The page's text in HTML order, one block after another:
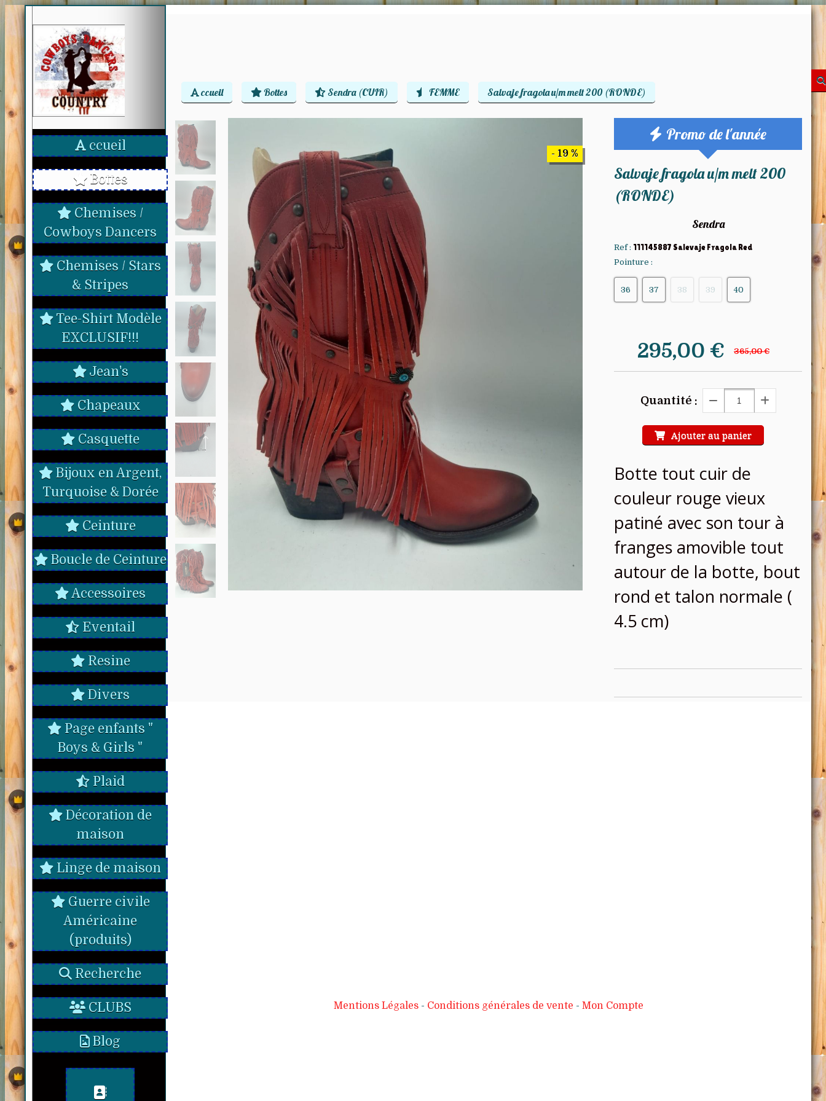
ccueil
Bottes
Chemises /
Cowboys Dancers
Chemises / Stars
& Stripes
Tee-Shirt Modèle
EXCLUSIF!!!
Jean's
Chapeaux
Casquette
Bijoux en Argent,
Turquoise & Dorée
Ceinture
Boucle de Ceinture
Accessoires
Eventail
Resine
Divers
Page enfants "
Boys & Girls "
Plaid
Décoration de
maison
Linge de maison
Guerre civile
Américaine
(produits)
Recherche
CLUBS
Blog
ccueil Bottes Sendra (CUIR) FEMME Salvaje fragola u/m melt 200 (RONDE)
- 19 %
Promo de l'année
Salvaje fragola u/m melt 200
(RONDE)
Sendra
Ref : 111145887 Salevaje Fragola Red
Pointure :
36 37 38 39 40
295,00 € 365,00 €
Quantité :
Ajouter au panier
Botte tout cuir de
couleur rouge vieux
patiné avec son tour à
franges amovible tout
autour de la botte, bout
rond et talon normale (
4.5 cm)
Mentions Légales Conditions générales de vente Mon Compte